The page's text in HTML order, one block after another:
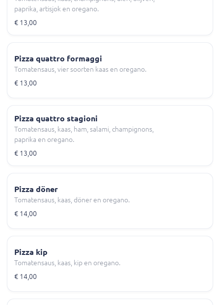
paprika, artisjok en oregano.
€ 13,00
Pizza quattro formaggi
Tomatensaus, vier soorten kaas en oregano.
€ 13,00
Pizza quattro stagioni
Tomatensaus, kaas, ham, salami, champignons,
paprika en oregano.
€ 13,00
Pizza döner
Tomatensaus, kaas, döner en oregano.
€ 14,00
Pizza kip
Tomatensaus, kaas, kip en oregano.
€ 14,00